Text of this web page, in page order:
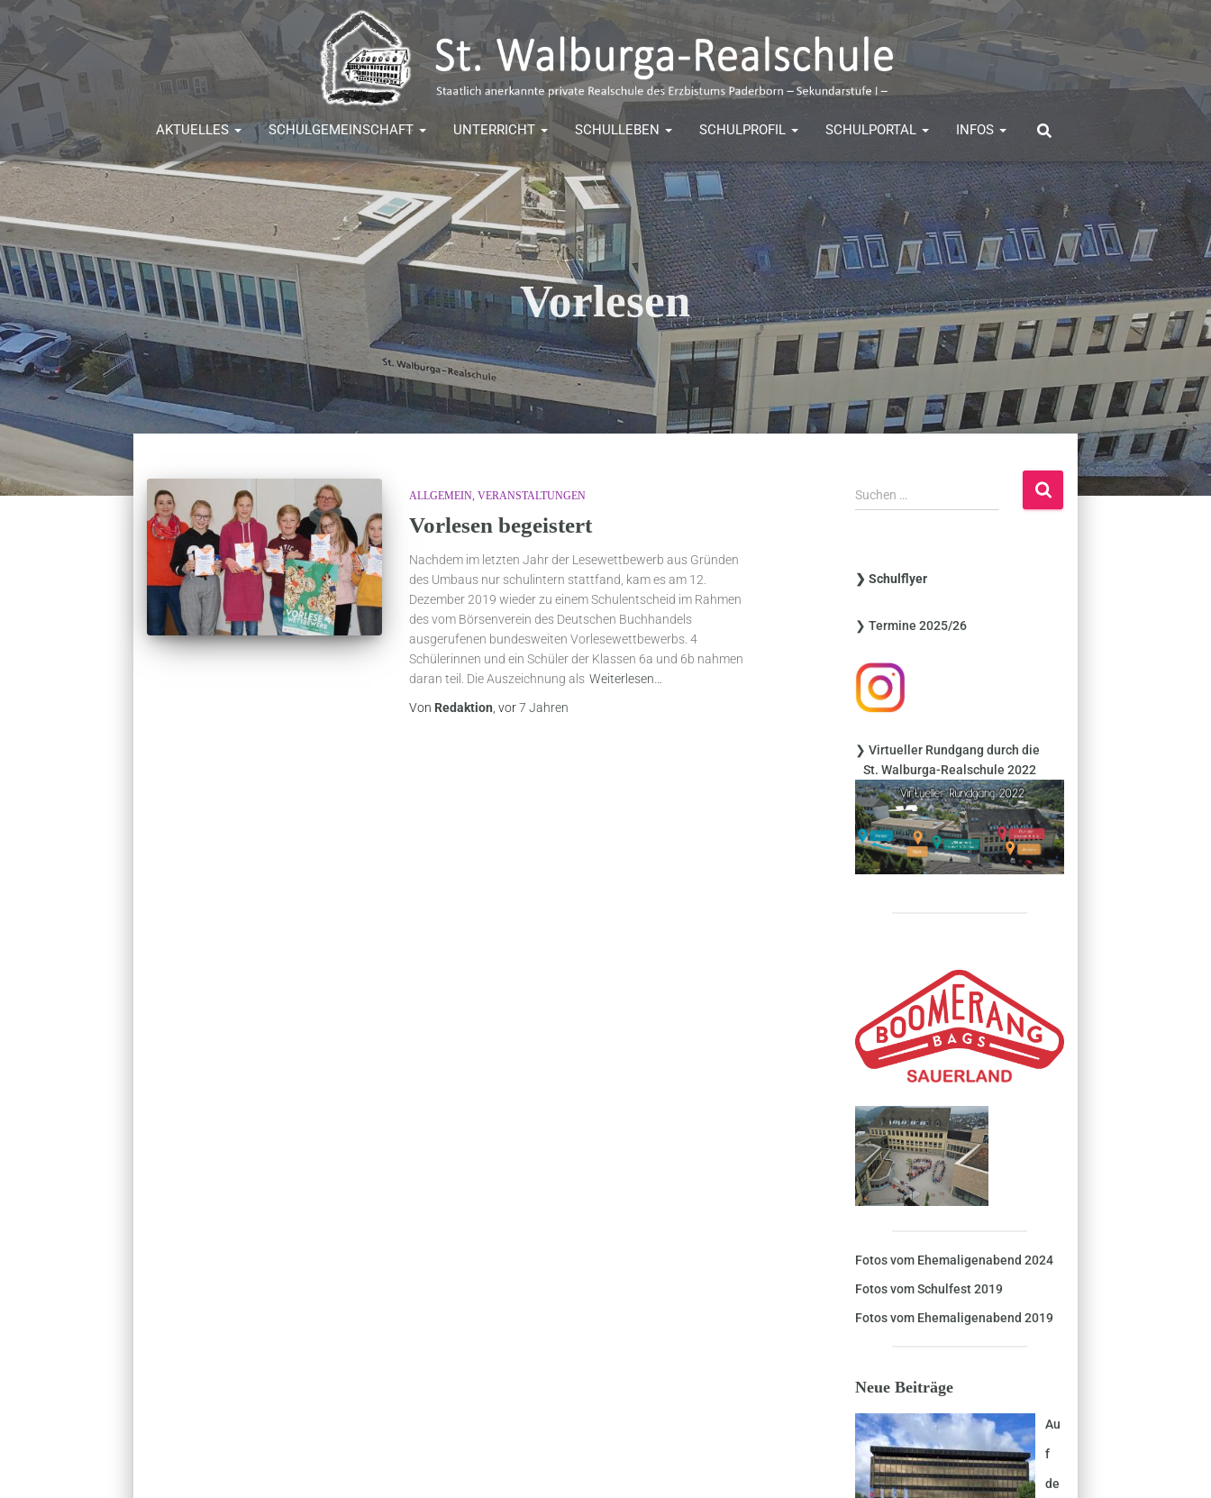
AKTUELLES SCHULGEMEINSCHAFT UNTERRICHT SCHULLEBEN SCHULPROFIL SCHULPORTAL INFOS
Vorlesen
ALLGEMEIN VERANSTALTUNGEN
Vorlesen begeistert
Nachdem im letzten Jahr der Lesewettbewerb aus Gründen
des Umbaus nur schulintern stattfand, kam es am 12.
Dezember 2019 wieder zu einem Schulentscheid im Rahmen
des vom Börsenverein des Deutschen Buchhandels
ausgerufenen bundesweiten Vorlesewettbewerbs. 4
Schülerinnen und ein Schüler der Klassen 6a und 6b nahmen
daran teil. Die Auszeichnung als Weiterlesen…
Von Redaktion, vor7 Jahren
S
u
n
a
h
:
Suchen …
❯ Schulflyer
❯ Termine 2025/26
❯ Virtueller Rundgang durch die
St. Walburga-Realschule 2022
Fotos vom Ehemaligenabend 2024
Fotos vom Schulfest 2019
Fotos vom Ehemaligenabend 2019
Neue Beiträge
Au
f
de